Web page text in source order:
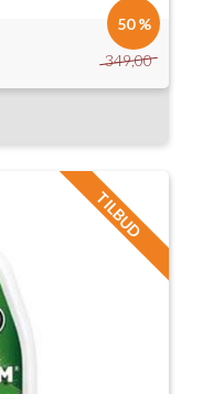
349,00
50 %
TILBUD